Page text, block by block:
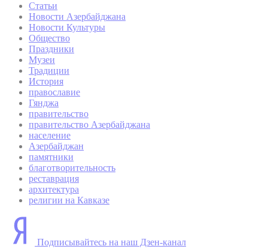
Статьи
Новости Азербайджана
Новости Культуры
Общество
Праздники
Музеи
Традиции
История
православие
Гянджа
правительство
правительство Азербайджана
население
Азербайджан
памятники
благотворительность
реставрация
архитектура
религии на Кавказе
Подписывайтесь на наш Дзен-канал